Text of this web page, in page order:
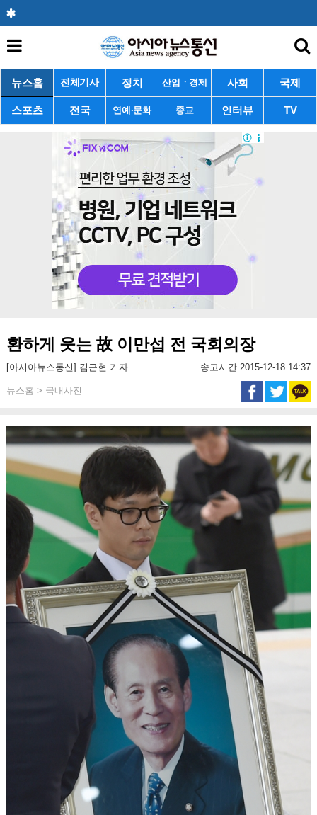
뉴스홈 전체기사 정치 산업ㆍ경제 사회 국제
스포츠 전국 연예·문화 종교 인터뷰 TV
환하게 웃는 故 이만섭 전 국회의장
[아시아뉴스통신] 김근현 기자 송고시간 2015-12-18 14:37
뉴스홈 > 국내사진